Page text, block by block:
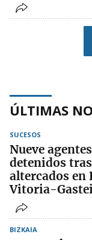
ÚLTIMAS
SUCESOS
Nueve
detenidos
altercados en
Vitoria-
BIZKAIA